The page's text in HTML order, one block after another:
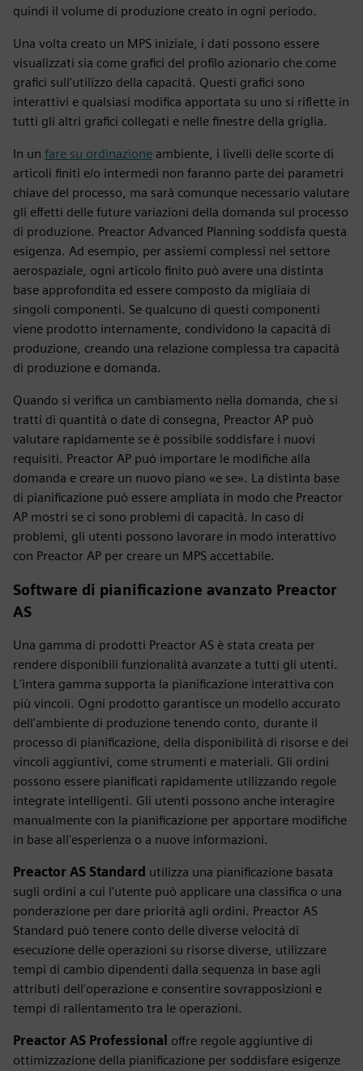
quindi il volume di produzione creato in ogni periodo.
Una volta creato un MPS iniziale, i dati possono essere
visualizzati sia come grafici del profilo azionario che come
grafici sull'utilizzo della capacità. Questi grafici sono
interattivi e qualsiasi modifica apportata su uno si riflette in
tutti gli altri grafici collegati e nelle finestre della griglia.
In un fare su ordinazione ambiente, i livelli delle scorte di
articoli finiti e/o intermedi non faranno parte dei parametri
chiave del processo, ma sarà comunque necessario valutare
gli effetti delle future variazioni della domanda sul processo
di produzione. Preactor Advanced Planning soddisfa questa
esigenza. Ad esempio, per assiemi complessi nel settore
aerospaziale, ogni articolo finito può avere una distinta
base approfondita ed essere composto da migliaia di
singoli componenti. Se qualcuno di questi componenti
viene prodotto internamente, condividono la capacità di
produzione, creando una relazione complessa tra capacità
di produzione e domanda.
Quando si verifica un cambiamento nella domanda, che si
tratti di quantità o date di consegna, Preactor AP può
valutare rapidamente se è possibile soddisfare i nuovi
requisiti. Preactor AP può importare le modifiche alla
domanda e creare un nuovo piano «e se». La distinta base
di pianificazione può essere ampliata in modo che Preactor
AP mostri se ci sono problemi di capacità. In caso di
problemi, gli utenti possono lavorare in modo interattivo
con Preactor AP per creare un MPS accettabile.
Software di pianificazione avanzato Preactor
AS
Una gamma di prodotti Preactor AS è stata creata per
rendere disponibili funzionalità avanzate a tutti gli utenti.
L'intera gamma supporta la pianificazione interattiva con
più vincoli. Ogni prodotto garantisce un modello accurato
dell'ambiente di produzione tenendo conto, durante il
processo di pianificazione, della disponibilità di risorse e dei
vincoli aggiuntivi, come strumenti e materiali. Gli ordini
possono essere pianificati rapidamente utilizzando regole
integrate intelligenti. Gli utenti possono anche interagire
manualmente con la pianificazione per apportare modifiche
in base all'esperienza o a nuove informazioni.
Preactor AS Standard utilizza una pianificazione basata
sugli ordini a cui l'utente può applicare una classifica o una
ponderazione per dare priorità agli ordini. Preactor AS
Standard può tenere conto delle diverse velocità di
esecuzione delle operazioni su risorse diverse, utilizzare
tempi di cambio dipendenti dalla sequenza in base agli
attributi dell'operazione e consentire sovrapposizioni e
tempi di rallentamento tra le operazioni.
Preactor AS Professional offre regole aggiuntive di
ottimizzazione della pianificazione per soddisfare esigenze